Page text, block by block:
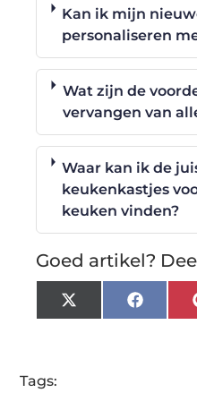
Kan ik mijn
personaliseren
Wat zijn de
vervangen van
Waar kan ik de
keukenkastjes
keuken vinden?
Goed artikel?
X
(Twitter)
Tags: